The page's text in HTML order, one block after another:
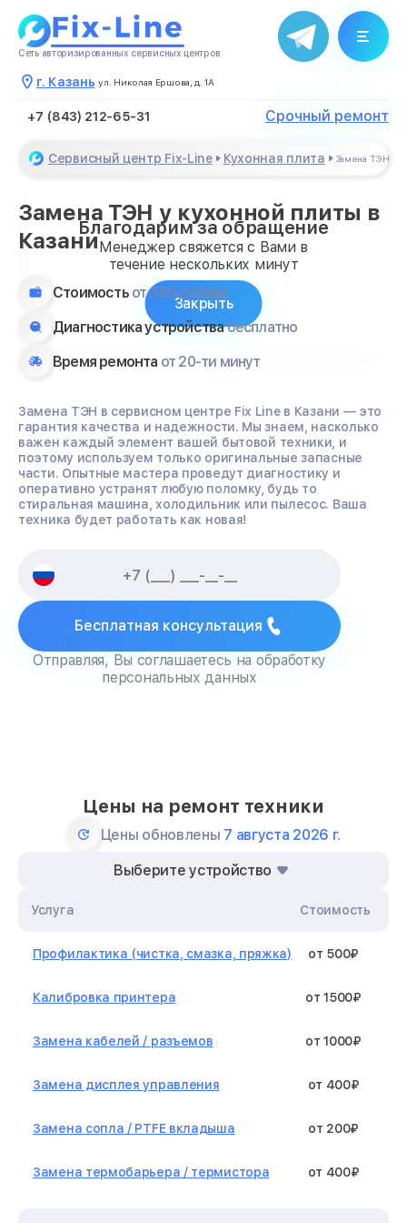
Сеть авторизированных сервисных центров
г. Казань ул. Николая Ершова, д. 1А
+7 (843) 212-65-31 Срочный ремонт
Сервисный центр Fix-Line Кухонная плита Замена ТЭН
Замена ТЭН у кухонной плиты в
Казани
Стоимость от 350 рублей
Диагностика устройствабесплатно
Время ремонта от 20-ти минут
Замена ТЭН в сервисном центре Fix Line в Казани — это
гарантия качества и надежности. Мы знаем, насколько
важен каждый элемент вашей бытовой техники, и
поэтому используем только оригинальные запасные
части. Опытные мастера проведут диагностику и
оперативно устранят любую поломку, будь то
стиральная машина, холодильник или пылесос. Ваша
техника будет работать как новая!
Бесплатная консультация
Отправляя, Вы соглашаетесь на обработку
персональных данных
Цены на ремонт техники
Цены обновлены 7 августа 2026 г.
Выберите устройство
Услуга Стоимость
Профилактика (чистка, смазка, пряжка) от 500₽
Калибровка принтера от 1500₽
Замена кабелей / разъемов от 1000₽
Замена дисплея управления от 400₽
Замена сопла / PTFE вкладыша от 200₽
Замена термобарьера / термистора от 400₽
Благодарим за обращение
Менеджер свяжется с Вами в
течение нескольких минут
Закрыть